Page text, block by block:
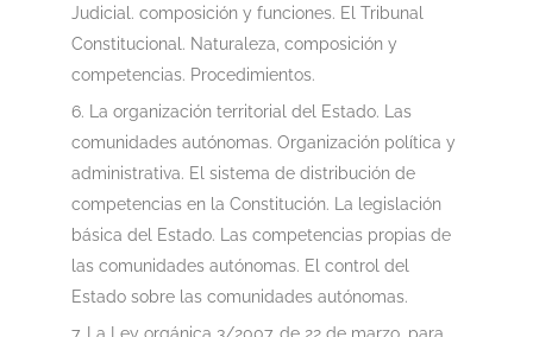
Judicial. composición y funciones. El Tribunal
Constitucional. Naturaleza, composición y
competencias. Procedimientos.
La organización territorial del Estado. Las
comunidades autónomas. Organización política y
administrativa. El sistema de distribución de
competencias en la Constitución. La legislación
básica del Estado. Las competencias propias de
las comunidades autónomas. El control del
Estado sobre las comunidades autónomas.